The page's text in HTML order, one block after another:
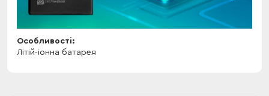
Особливості:
Літій-іонна батарея